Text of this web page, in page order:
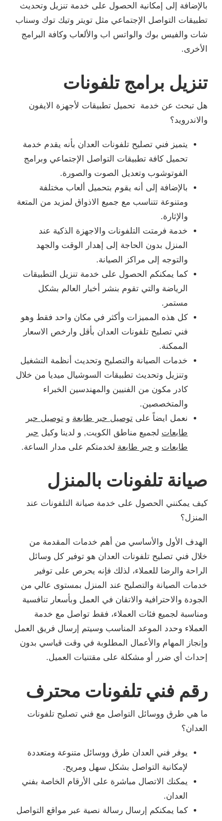
بالإضافة إلى إمكانية الحصول على خدمة تنزيل وتحديث
تطبيقات التواصل الإجتماعي مثل تويتر وتيك توك وسناب
شات والفيس بوك والواتس اب والألعاب وكافة البرامج
الأخرى.
تنزيل برامج تلفونات
هل تبحث عن خدمة تحميل تطبيقات لأجهزة الايفون
والاندرويد؟
يتميز فني تصليح تلفونات العدان بأنه يقدم خدمة
تحميل كافة تطبيقات التواصل الإجتماعي وبرامج
الفوتوشوب وتعديل الصوت والصورة.
بالإضافة إلى أنه يقوم بتحميل ألعاب مختلفة
ومتنوعة تتناسب مع جميع الاذواق لمزيد من المتعة
والإثارة.
خدمة فرمتت التلفونات والاجهزة الذكية عند
المنزل بدون الحاجة إلى إهدار الوقت والجهد
والتوجه إلى مراكز الصيانة.
كما يمكنكم الحصول على خدمة تنزيل التطبيقات
الرياضة والتي تقوم بنشر أخبار العالم بشكل
مستمر.
كل هذه المميزات وأكثر في مكان واحد فقط وهو
فني تصليح تلفونات العدان بأقل وارخص الاسعار
الممكنة.
خدمات الصيانة والتصليح وتحديث أنظمة التشغيل
وتنزيل وتحديث تطبيقات السوشيال ميديا من خلال
كادر مكون من الفنيين والمهندسين الخبراء
والمتخصصين.
نعمل ايضاً على توصيل حبر طابعة و توصيل حبر
طابعات لجميع مناطق الكويت, و لدينا وكيل حبر
طابعات و حبر طابعة لخدمتكم على مدار الساعة.
صيانة تلفونات بالمنزل
كيف يمكنني الحصول على خدمة صيانة التلفونات عند
المنزل؟
الهدف الأول والأساسي من أهم خدمات المقدمة من
خلال فني تصليح تلفونات العدان هو توفير كل وسائل
الراحة والرضا للعملاء، لذلك فإنه يحرص على توفير
خدمات الصيانة والتصليح عند المنزل بمستوى عالي من
الجودة والاحترافية والاتقان في العمل وبأسعار تنافسية
ومناسبة لجميع فئات العملاء، فقط تواصل مع خدمة
العملاء وحدد الموعد المناسب وسيتم إرسال فريق العمل
وإنجاز المهام والأعمال المطلوبة في وقت قياسي بدون
إحداث أي ضرر أو مشكلة على مقتنيات العميل.
رقم فني تلفونات محترف
ما هي طرق ووسائل التواصل مع فني تصليح تلفونات
العدان؟
يوفر فني العدان طرق ووسائل متنوعة ومتعددة
لإمكانية التواصل بشكل سهل ومريح.
يمكنك الاتصال مباشرة على الأرقام الخاصة بفني
العدان.
كما يمكنكم إرسال رسالة نصية عبر مواقع التواصل